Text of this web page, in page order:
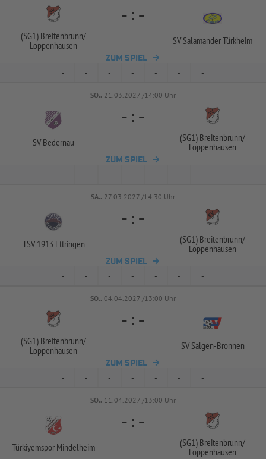
(SG1) Breitenbrunn/
Loppenhausen
- : -
SV Salamander Türkheim
ZUM SPIEL
- - - - - - -
SO.. 21.03.2027 /14:00 Uhr
SV Bedernau
- : -
(SG1) Breitenbrunn/
Loppenhausen
ZUM SPIEL
- - - - - - -
SA.. 27.03.2027 /14:30 Uhr
TSV 1913 Ettringen
- : -
(SG1) Breitenbrunn/
Loppenhausen
ZUM SPIEL
- - - - - - -
SO.. 04.04.2027 /13:00 Uhr
(SG1) Breitenbrunn/
Loppenhausen
- : -
SV Salgen-Bronnen
ZUM SPIEL
- - - - - - -
SO.. 11.04.2027 /13:00 Uhr
Türkiyemspor Mindelheim
- : -
(SG1) Breitenbrunn/
Loppenhausen